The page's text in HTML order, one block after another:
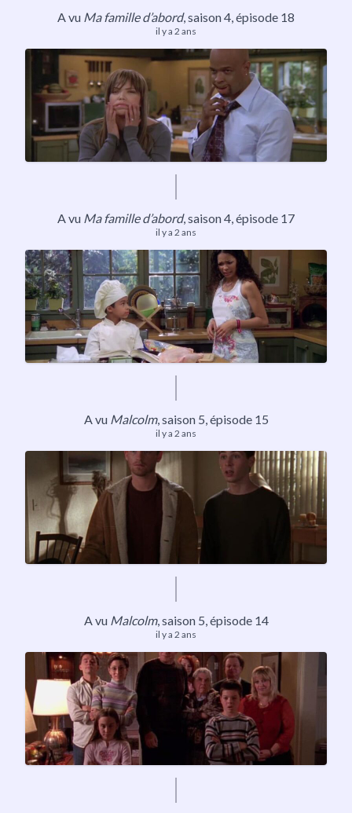
A vu Ma famille d’abord, saison 4, épisode 18
il y a 2 ans
A vu Ma famille d’abord, saison 4, épisode 17
il y a 2 ans
A vu Malcolm,saison 5, épisode 15
il y a 2 ans
A vu Malcolm,saison 5, épisode 14
il y a 2 ans